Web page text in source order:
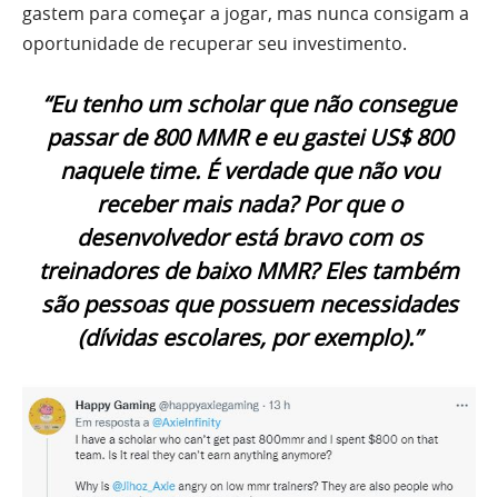
gastem para começar a jogar, mas nunca consigam a
oportunidade de recuperar seu investimento.
“Eu tenho umscholarque não consegue
passar de 800 MMR e eu gastei US$ 800
naquele time. É verdade que não vou
receber mais nada? Por que o
desenvolvedor está bravo com os
treinadores de baixo MMR? Eles também
são pessoas que possuem necessidades
(dívidas escolares, por exemplo).”